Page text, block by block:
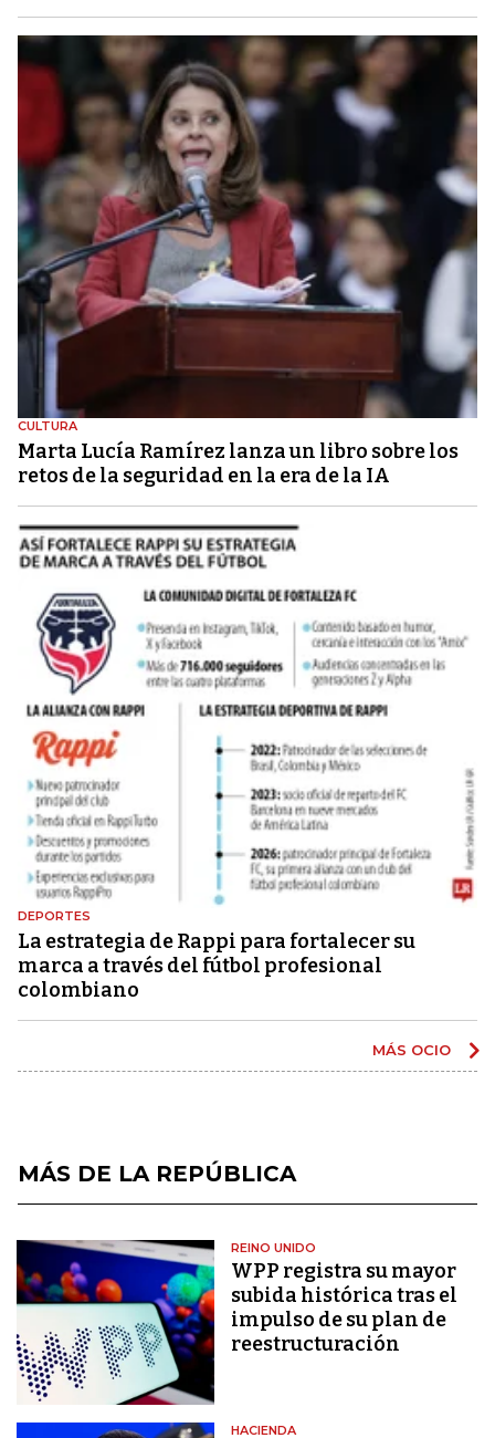
CULTURA
Marta Lucía Ramírez lanza un libro sobre los
retos de la seguridad en la era de la IA
DEPORTES
La estrategia de Rappi para fortalecer su
marca a través del fútbol profesional
colombiano
MÁS OCIO
MÁS DE LA REPÚBLICA
REINO UNIDO
WPP registra su mayor
subida histórica tras el
impulso de su plan de
reestructuración
HACIENDA